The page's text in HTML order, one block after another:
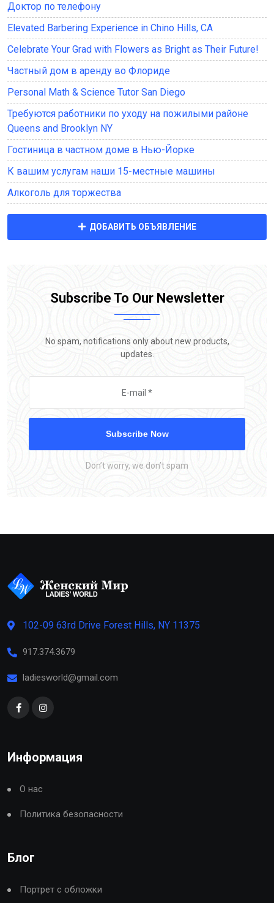
Доктор по телефону
Elevated Barbering Experience in Chino Hills, CA
Celebrate Your Grad with Flowers as Bright as Their Future!
Частный дом в аренду во Флориде
Personal Math & Science Tutor San Diego
Требуются работники по уходу на пожилыми районе
Queens and Brooklyn NY
Гостиница в частном доме в Нью-Йорке
К вашим услугам наши 15-местные машины
Алкоголь для торжества
ДОБАВИТЬ ОБЪЯВЛЕНИЕ
Subscribe To Our Newsletter
No spam, notifications only about new products,
updates.
Subscribe Now
Don’t worry, we don’t spam
102-09 63rd Drive Forest Hills, NY 11375
917.374.3679
ladiesworld@gmail.com
Информация
О нас
Политика безопасности
Блог
Портрет с обложки